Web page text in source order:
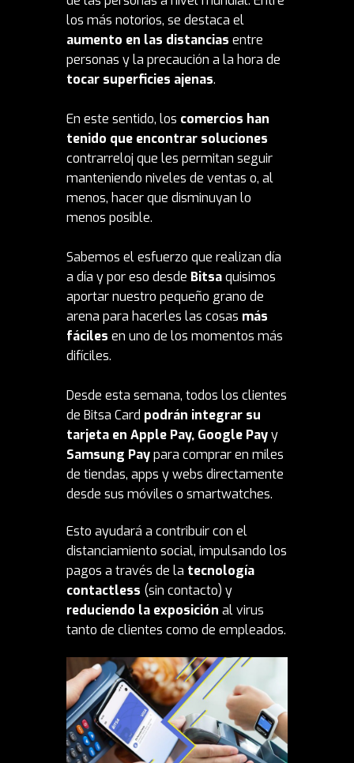
los más notorios, se destaca el
aumento en las distancias entre
personas y la precaución a la hora de
tocar superficies ajenas.
En este sentido, los comercios han
tenido que encontrar soluciones
contrarreloj que les permitan seguir
manteniendo niveles de ventas o, al
menos, hacer que disminuyan lo
menos posible.
Sabemos el esfuerzo que realizan día
a día y por eso desde Bitsaquisimos
aportar nuestro pequeño grano de
arena para hacerles las cosas más
fáciles en uno de los momentos más
difíciles.
Desde esta semana, todos los clientes
de Bitsa Card podrán integrar su
tarjeta en Apple Pay, Google Payy
Samsung Paypara comprar en miles
de tiendas, apps y webs directamente
desde sus móviles o smartwatches.
Esto ayudará a contribuir con el
distanciamiento social, impulsando los
pagos a través de la tecnología
contactless (sin contacto) y
reduciendo la exposición al virus
tanto de clientes como de empleados.